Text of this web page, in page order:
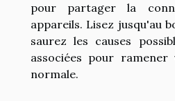
pour partager la
appareils. Lisez jusqu'au
saurez les causes
associées pour
normale.